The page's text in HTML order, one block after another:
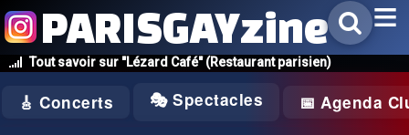
Tout savoir sur "Lézard Café" (Restaurant parisien)
PARISGAYzine
🎸 Concerts 🎭 Spectacles 📅 Agenda